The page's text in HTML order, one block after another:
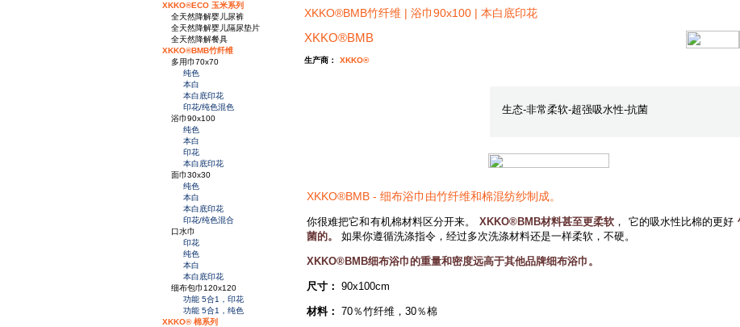
XKKO®ECO 玉米系列
全天然降解婴儿尿裤
全天然降解婴儿隔尿垫片
全天然降解餐具
XKKO®BMB竹纤维
多用巾70x70
纯色
本白
本白底印花
印花/纯色混色
浴巾90x100
纯色
本白
印花
本白底印花
面巾30x30
纯色
本白
本白底印花
印花/纯色混合
口水巾
印花
纯色
本白
本白底印花
细布包巾120x120
功能 5合1，印花
功能 5合1，纯色
XKKO® 棉系列
XKKO®BMB竹纤维 | 浴巾90x100 | 本白底印花
XKKO®BMB
生产商： XKKO®
生态-非常柔软-超强吸水性-抗菌
XKKO®BMB - 细布浴巾由竹纤维和棉混纺纱制成。
你很难把它和有机棉材料区分开来。 XKKO®BMB材料甚至更柔软 ， 它的吸水性比棉的更好
菌的。
如果你遵循洗涤指令，经过多次洗涤材料还是一样柔软，不硬。
XKKO®BMB细布浴巾的重量和密度远高于其他品牌细布浴巾。
尺寸： 90x100cm
材料： 70％竹纤维，30％棉